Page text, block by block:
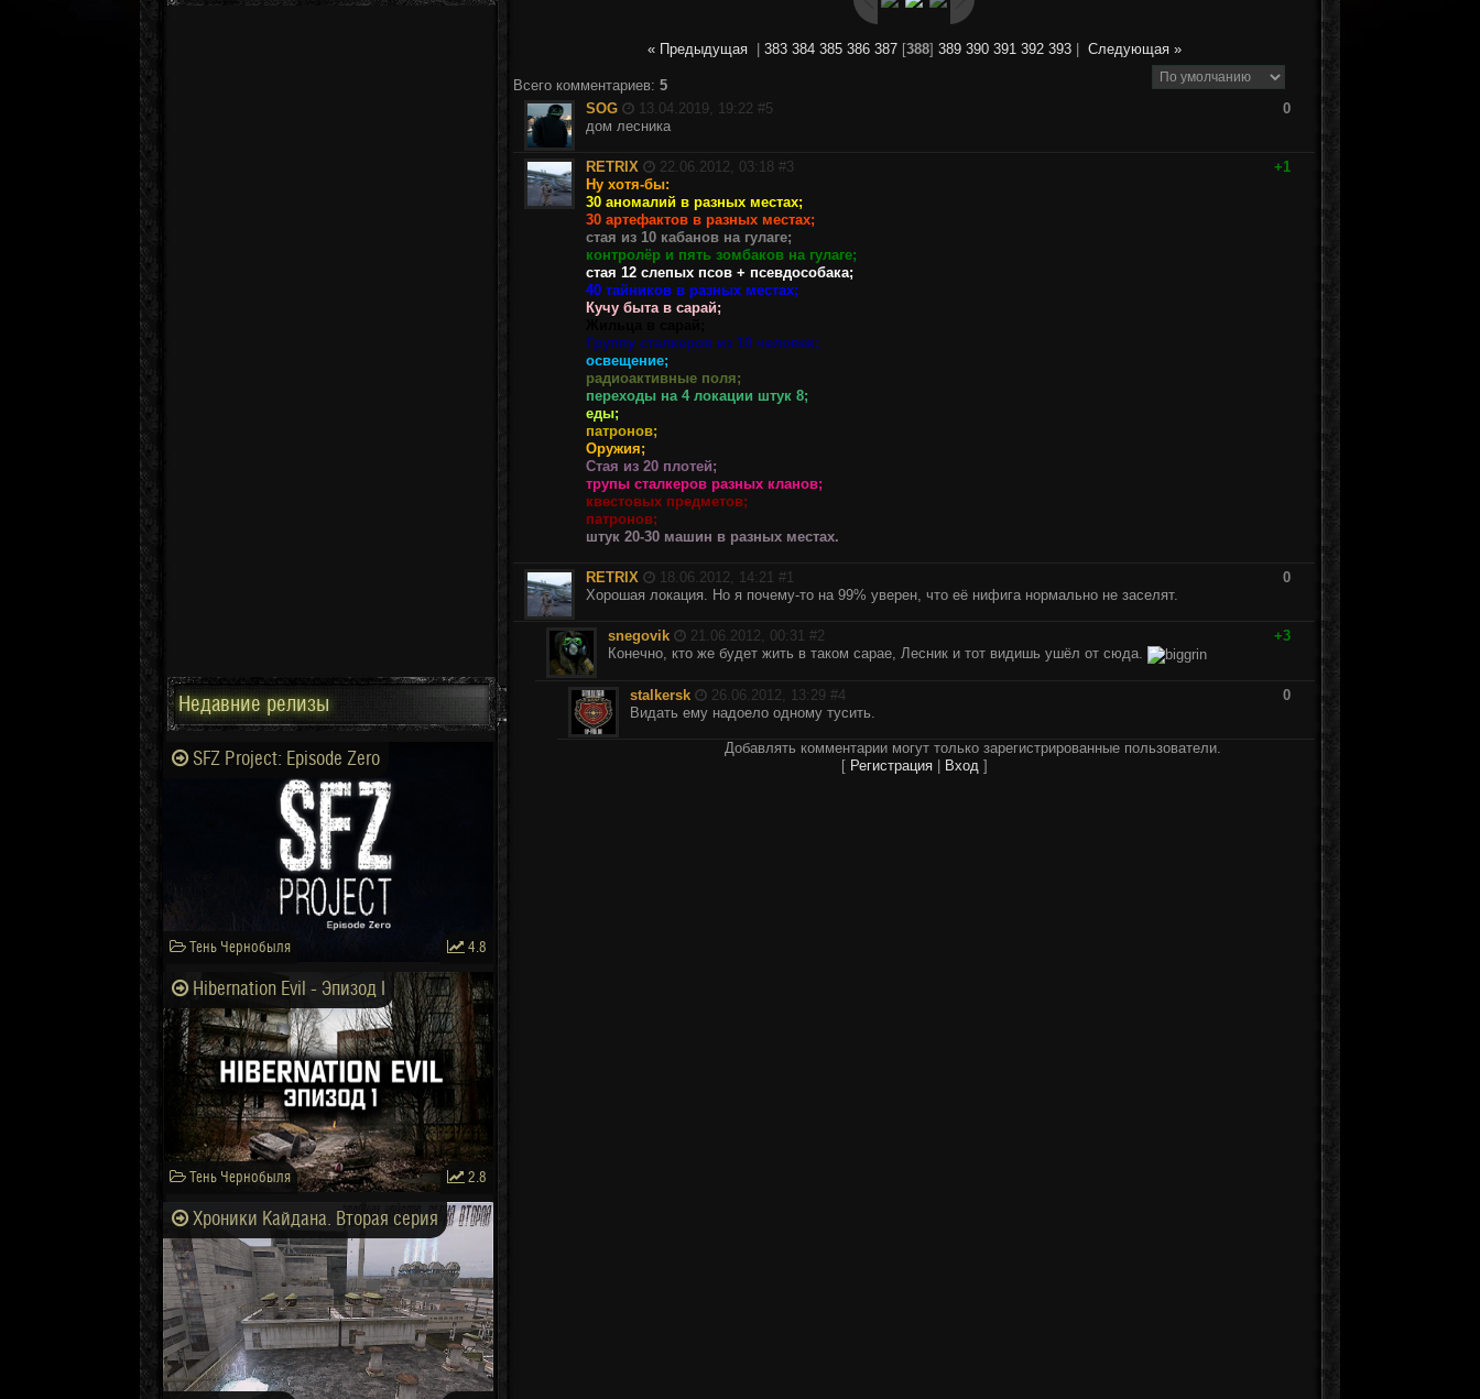
« Предыдущая| 383 384 385 386 387[388] 389 390 391 392 393| Следующая »
Всего комментариев: 5
SOG
13.04.2019, 19:22 #5
0
дом лесника
RETRIX 22.06.2012, 03:18 #3
+1
Ну хотя-бы:
30 аномалий в разных местах;
30 артефактов в разных местах;
стая из 10 кабанов на гулаге;
контролёр и пять зомбаков на гулаге;
стая 12 слепых псов + псевдособака;
40 тайников в разных местах;
Кучу быта в сарай;
Группу сталкеров из 10 человек;
освещение;
радиоактивные поля;
переходы на 4 локации штук 8;
еды;
патронов;
Оружия;
Стая из 20 плотей;
трупы сталкеров разных кланов;
квестовых предметов;
патронов;
штук 20-30 машин в разных местах.
RETRIX 18.06.2012, 14:21 #1
0
Хорошая локация. Но я почему-то на 99% уверен, что её нифига нормально не заселят.
snegovik 21.06.2012, 00:31 #2
+3
Конечно, кто же будет жить в таком сарае, Лесник и тот видишь ушёл от сюда.
stalkersk 26.06.2012, 13:29 #4
0
Видать ему надоело одному тусить.
Добавлять комментарии могут только зарегистрированные пользователи.
[ Регистрация| Вход ]
Недавние релизы
SFZ Project: Episode Zero
Тень Чернобыля 4.8
Hibernation Evil - Эпизод I
Тень Чернобыля 2.8
Хроники Кайдана. Вторая серия